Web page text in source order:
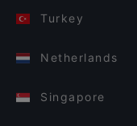
Turkey
Netherlands
Singapore